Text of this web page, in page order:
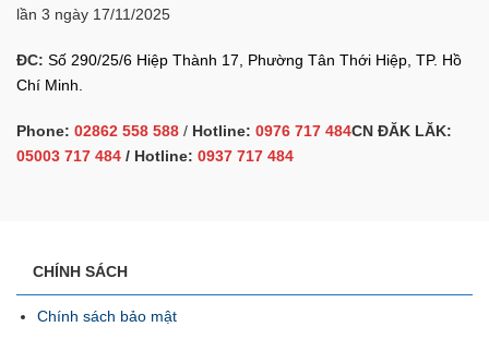
lần 3 ngày 17/11/2025
ĐC: Số 290/25/6 Hiệp Thành 17, Phường Tân Thới Hiệp, TP. Hồ
Chí Minh.
Phone: 02862 558 588 / Hotline: 0976 717 484CN ĐĂK LĂK:
05003 717 484 / Hotline: 0937 717 484
CHÍNH SÁCH
Chính sách bảo mật